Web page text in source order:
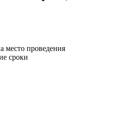
место проведения
сроки